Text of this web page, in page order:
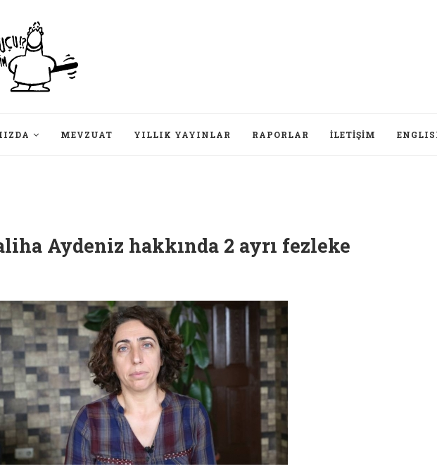
MEVZUAT YILLIK YAYINLAR RAPORLAR İLETIŞIM
Aydeniz hakkında 2 ayrı fezleke